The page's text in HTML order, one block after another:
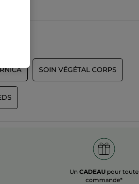
SOIN VÉGÉTAL CORPS
Un CADEAUpour toute
commande*